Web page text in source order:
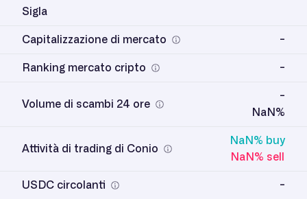
Sigla
Capitalizzazione di mercato -
Ranking mercato cripto -
Volume di scambi 24 ore
-
NaN%
Attività di trading di Conio
NaN% buy
NaN% sell
USDC circolanti -